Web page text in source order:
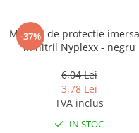
Sorturi
Pentru copii
Veste de lucru
Pentru femei
Bluze pentru femei
-37%
Manusi de protectie
in nitril Nyplexx - negru
6,04 Lei
3,78 Lei
TVA inclus
IN STOC